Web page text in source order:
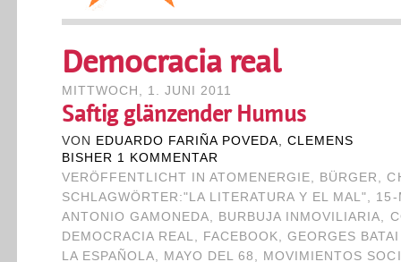
Democracia real
MITTWOCH, 1. JUNI 2011
Saftig glänzender Humus
VON EDUARDO FARIÑA POVEDA,CLEMENS
BISHER 1 KOMMENTAR
VERÖFFENTLICHT IN ATOMENERGIE, BÜRGER ,
SCHLAGWÖRTER:"LA LITERATURA Y EL MAL", 15-
ANTONIO GAMONEDA, BURBUJA INMOVILIARIA,
DEMOCRACIA REAL, FACEBOOK,GEORGES
LA ESPAÑOLA, MAYO DEL 68 , MOVIMIENTOS